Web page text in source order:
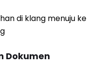
di klang menuju ke
Dokumen